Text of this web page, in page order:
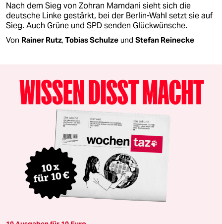
Nach dem Sieg von Zohran Mamdani sieht sich die
deutsche Linke gestärkt, bei der Berlin-Wahl setzt sie auf
Sieg. Auch Grüne und SPD senden Glückwünsche.
Von Rainer Rutz,Tobias Schulze und Stefan Reinecke